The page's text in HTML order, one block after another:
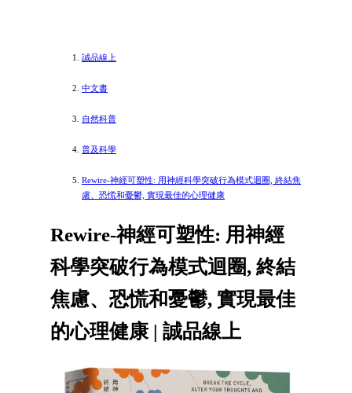
誠品線上
中文書
自然科普
普及科學
Rewire-神經可塑性: 用神經科學突破行為模式迴圈, 終結焦
慮、恐慌和憂鬱, 實現最佳的心理健康
Rewire-神經可塑性: 用神經
科學突破行為模式迴圈, 終結
焦慮、恐慌和憂鬱, 實現最佳
的心理健康 | 誠品線上